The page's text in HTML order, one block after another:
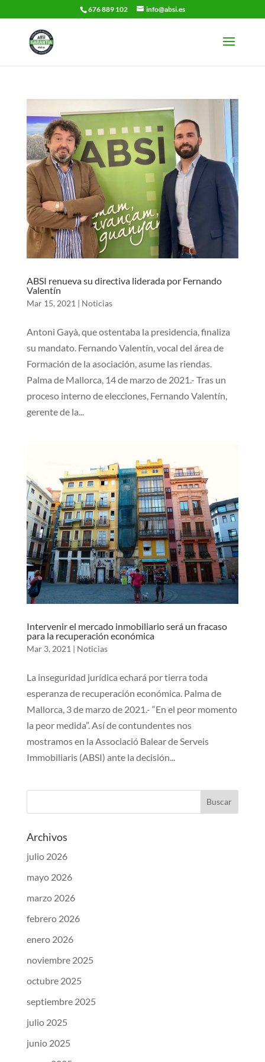
676 889 102 info@absi.es
ABSI renueva su directiva liderada por Fernando
Valentín
Mar 15, 2021 | Noticias
Antoni Gayà, que ostentaba la presidencia, finaliza
su mandato. Fernando Valentín, vocal del área de
Formación de la asociación, asume las riendas.
Palma de Mallorca, 14 de marzo de 2021.- Tras un
proceso interno de elecciones, Fernando Valentín,
gerente de la...
Intervenir el mercado inmobiliario será un fracaso
para la recuperación económica
Mar 3, 2021 | Noticias
La inseguridad jurídica echará por tierra toda
esperanza de recuperación económica. Palma de
Mallorca, 3 de marzo de 2021.- “En el peor momento
la peor medida”. Así de contundentes nos
mostramos en la Associació Balear de Serveis
Immobiliaris (ABSI) ante la decisión...
Archivos
julio 2026
mayo 2026
marzo 2026
febrero 2026
enero 2026
noviembre 2025
octubre 2025
septiembre 2025
julio 2025
junio 2025